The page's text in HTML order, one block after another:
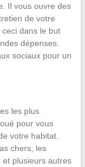
Il vous ouvre des
de votre
dans le but
dépenses.
sociaux pour un
les plus
pour vous
votre habitat.
chers, les
et plusieurs autres